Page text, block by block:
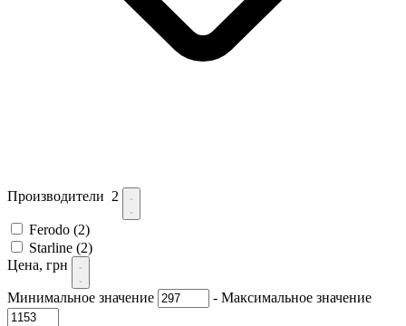
Производители 2
Ferodo (2)
Starline (2)
Цена, грн
Минимальное значение - Максимальное значение